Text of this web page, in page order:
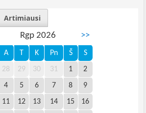
Artimiausi
Rgp 2026 >>
A T K Pn Š S
28 29 30 31 1 2
4 5 6 7 8 9
11 12 13 14 15 16